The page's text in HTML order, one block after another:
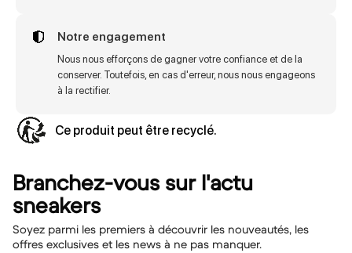
Notre engagement
Nous nous efforçons de gagner votre confiance et de la
conserver. Toutefois, en cas d'erreur, nous nous engageons
à la rectifier.
Ce produit peut être recyclé.
Branchez-vous sur l'actu
sneakers
Soyez parmi les premiers à découvrir les nouveautés, les
offres exclusives et les news à ne pas manquer.